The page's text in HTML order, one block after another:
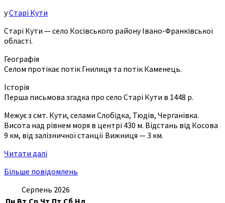
уСтарі Кути
Старі Кути — село Косівського району Івано-Франківської
області.
Географія
Селом протікає потік Гнилиця та потік Каменець.
Історія
Перша письмова згадка про село Старі Кути в 1448 р.
Межує з смт. Кути, селами Слобідка, Тюдів, Черганівка.
Висота над рівнем моря в центрі 430 м. Відстань від Косова
9 км, від залізничної станції Вижниця — 3 км.
Читати далі
Більше повідомлень
Серпень 2026
Пн Вт Ср Чт Пт Сб Нд